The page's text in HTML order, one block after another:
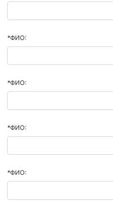
*ФИО:
*ФИО:
*ФИО:
*ФИО: